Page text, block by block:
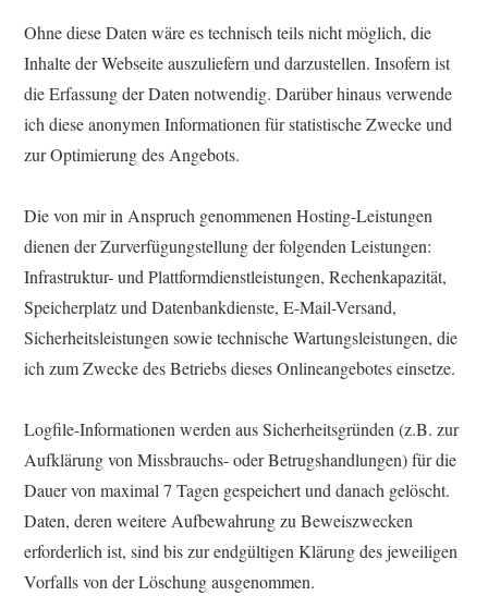
Ohne diese Daten wäre es technisch teils nicht möglich, die
Inhalte der Webseite auszuliefern und darzustellen. Insofern ist
die Erfassung der Daten notwendig. Darüber hinaus verwende
ich diese anonymen Informationen für statistische Zwecke und
zur Optimierung des Angebots.
Die von mir in Anspruch genommenen Hosting-Leistungen
dienen der Zurverfügungstellung der folgenden Leistungen:
Infrastruktur- und Plattformdienstleistungen, Rechenkapazität,
Speicherplatz und Datenbankdienste, E-Mail-Versand,
Sicherheitsleistungen sowie technische Wartungsleistungen, die
ich zum Zwecke des Betriebs dieses Onlineangebotes einsetze.
Logfile-Informationen werden aus Sicherheitsgründen (z.B. zur
Aufklärung von Missbrauchs- oder Betrugshandlungen) für die
Dauer von maximal 7 Tagen gespeichert und danach gelöscht.
Daten, deren weitere Aufbewahrung zu Beweiszwecken
erforderlich ist, sind bis zur endgültigen Klärung des jeweiligen
Vorfalls von der Löschung ausgenommen.